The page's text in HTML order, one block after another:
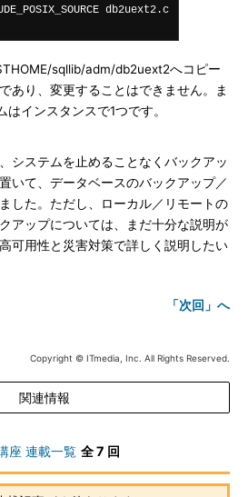
db2uext2.
c
sqllib/adm/db2uext2へコピー
あり、変更することはできません。ま
はインスタンスで1つです。
システムを止めることなくバックアッ
いて、データベースのバックアップ／
した。ただし、ローカル／リモートの
アップについては、まだ十分な説明が
可用性と災害対策で詳しく説明したい
「次回」へ
Copyright © ITmedia, Inc. All Rights Reserved.
関連情報
座 連載一覧 全 7 回